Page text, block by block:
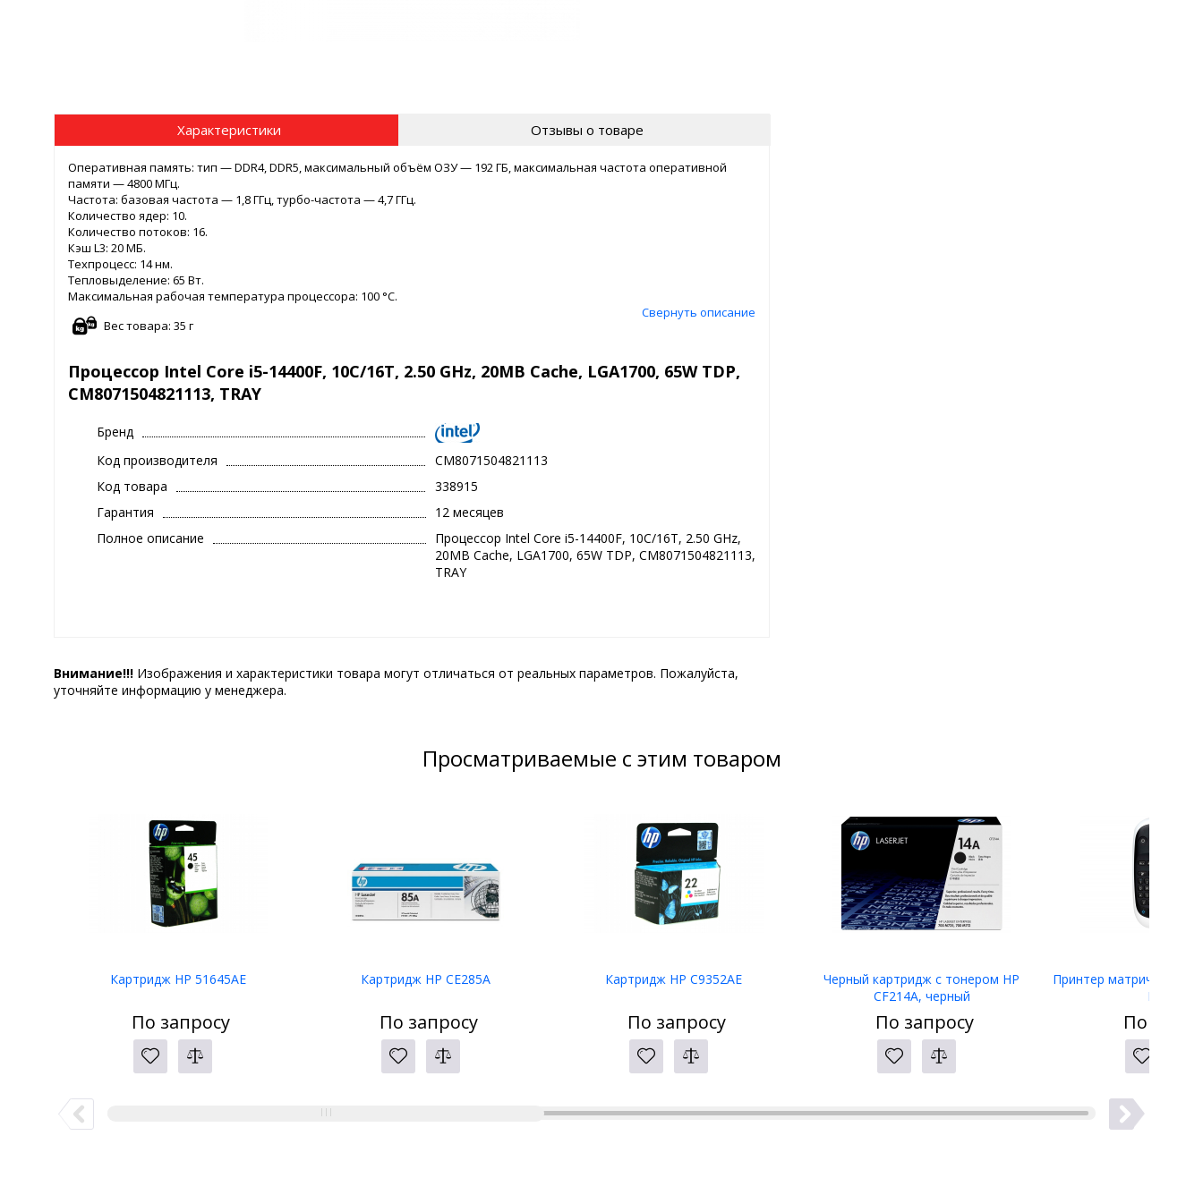
Характеристики Отзывы о товаре
Оперативная память: тип — DDR4, DDR5, максимальный объём ОЗУ — 192 ГБ, максимальная частота оперативной
памяти — 4800 МГц.
Частота: базовая частота — 1,8 ГГц, турбо-частота — 4,7 ГГц.
Количество ядер: 10.
Количество потоков: 16.
Кэш L3: 20 МБ.
Техпроцесс: 14 нм.
Тепловыделение: 65 Вт.
Максимальная рабочая температура процессора: 100 °C.
Свернуть описание
Вес товара: 35 г
Процессор Intel Core i5-14400F, 10C/16T, 2.50 GHz, 20MB Cache, LGA1700, 65W TDP,
CM8071504821113, TRAY
Бренд
Код производителя
CM8071504821113
Код товара
338915
Гарантия
12 месяцев
Полное описание
Процессор Intel Core i5-14400F, 10C/16T, 2.50 GHz,
20MB Cache, LGA1700, 65W TDP, CM8071504821113,
TRAY
Внимание!!! Изображения и характеристики товара могут отличаться от реальных параметров. Пожалуйста,
уточняйте информацию у менеджера.
Просматриваемые с этим товаром
Картридж HP 51645AE
По запросу
Картридж HP CE285A
По запросу
Картридж HP C9352AE
По запросу
Черный картридж с тонером HP
CF214A, черный
По запросу
Принтер матричный
LW-400
По